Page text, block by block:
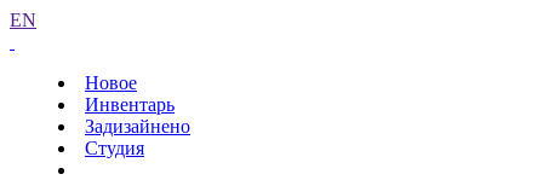
EN
Новое
Инвентарь
Задизайнено
Студия